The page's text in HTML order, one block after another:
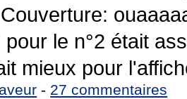
pour le n°2 était
mieux pour
- 27 commentaires